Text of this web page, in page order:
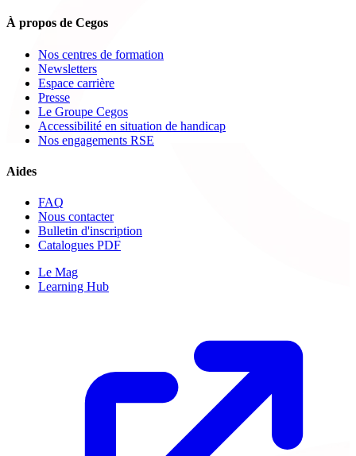
À propos de Cegos
Nos centres de formation
Newsletters
Espace carrière
Presse
Le Groupe Cegos
Accessibilité en situation de handicap
Nos engagements RSE
Aides
FAQ
Nous contacter
Bulletin d'inscription
Catalogues PDF
Le Mag
Learning Hub